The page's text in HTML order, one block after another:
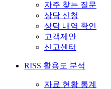
자주 찾는 질문
상담 신청
상담 내역 확인
고객제안
신고센터
RISS 활용도 분석
자료 현황 통계